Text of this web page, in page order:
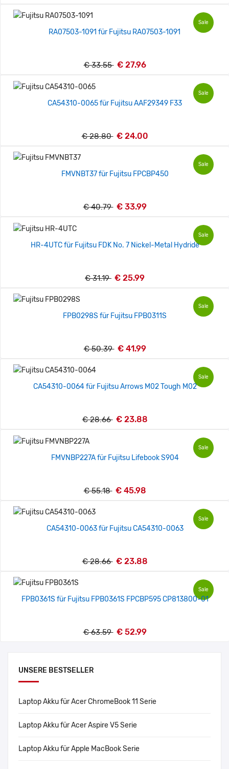
UNSERE BESTSELLER
Laptop Akku für Acer ChromeBook 11 Serie
Laptop Akku für Acer Aspire V5 Serie
Laptop Akku für Apple MacBook Serie
Sale
RA07503-1091 für Fujitsu RA07503-1091
€ 33.55 € 27.96
Sale
CA54310-0065 für Fujitsu AAF29349 F33
€ 28.80 € 24.00
Sale
FMVNBT37 für Fujitsu FPCBP450
€ 40.79 € 33.99
Sale
HR-4UTC für Fujitsu FDK No. 7 Nickel-Metal Hydride
€ 31.19 € 25.99
Sale
FPB0298S für Fujitsu FPB0311S
€ 50.39 € 41.99
Sale
CA54310-0064 für Fujitsu Arrows M02 Tough M02
€ 28.66 € 23.88
Sale
FMVNBP227A für Fujitsu Lifebook S904
€ 55.18 € 45.98
Sale
CA54310-0063 für Fujitsu CA54310-0063
€ 28.66 € 23.88
Sale
FPB0361S für Fujitsu FPB0361S FPCBP595 CP813800-01
€ 63.59 € 52.99